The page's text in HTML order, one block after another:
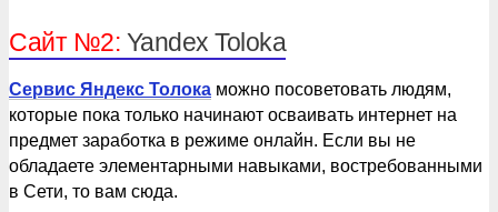
Сайт №2: Yandex Toloka
Сервис Яндекс Толока можно посоветовать людям,
которые пока только начинают осваивать интернет на
предмет заработка в режиме онлайн. Если вы не
обладаете элементарными навыками, востребованными
в Сети, то вам сюда.